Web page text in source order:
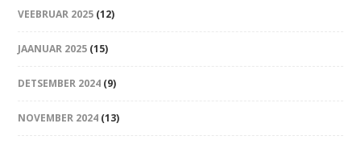
VEEBRUAR 2025 (12)
JAANUAR 2025 (15)
DETSEMBER 2024 (9)
NOVEMBER 2024 (13)